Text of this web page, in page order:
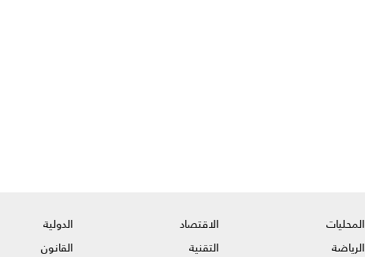
المحليات الاقتصاد
الدولية
الرياضة
التقنية القانون